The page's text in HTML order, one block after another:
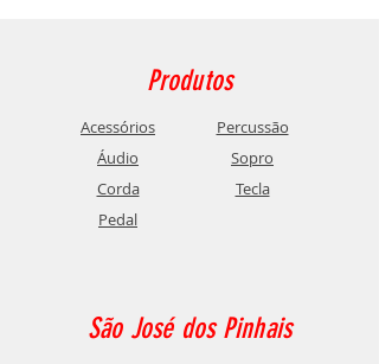
Produtos
Acessórios
Áudio
Corda
Pedal
Percussão
Sopro
Tecla
São José dos Pinhais